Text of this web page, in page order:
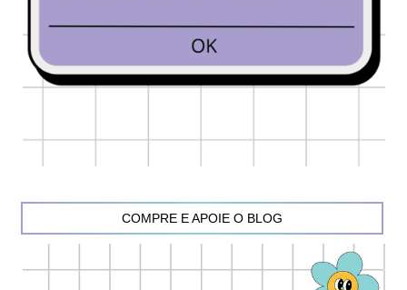
COMPRE E APOIE O BLOG